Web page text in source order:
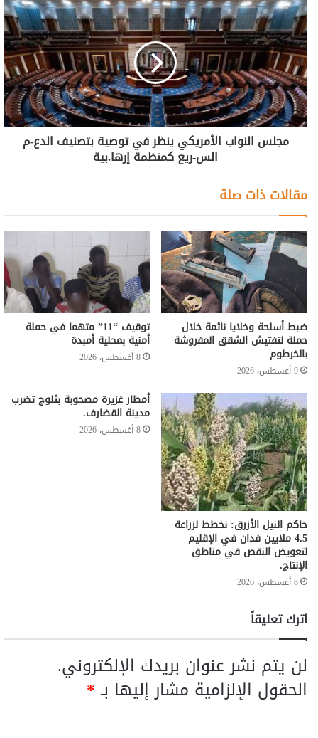
مجلس النواب الأمريكي ينظر في توصية بتصنيف الدع-م
الس-ريع كمنظمة إرها.بية
مقالات ذات صلة
ضبط أسلحة وخلايا نائمة خلال
حملة لتفتيش الشقق المفروشة
بالخرطوم
9 أغسطس، 2026
توقيف “11” متهما في حملة
أمنية بمحلية أمبدة
8 أغسطس، 2026
حاكم النيل الأزرق: نخطط لزراعة
4.5 ملايين فدان في الإقليم
لتعويض النقص في مناطق
الإنتاج.
8 أغسطس، 2026
أمطار غزيرة مصحوبة بثلوج تضرب
مدينة القضارف.
8 أغسطس، 2026
اترك تعليقاً
لن يتم نشر عنوان بريدك الإلكتروني.
الحقول الإلزامية مشار إليها بـ*